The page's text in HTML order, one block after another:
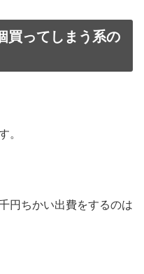
買ってしまう系の
。
円ちかい出費をするのは